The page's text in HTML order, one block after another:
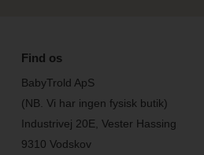
Find os
BabyTrold ApS
(NB. Vi har ingen fysisk butik)
Industrivej 20E, Vester Hassing
9310 Vodskov